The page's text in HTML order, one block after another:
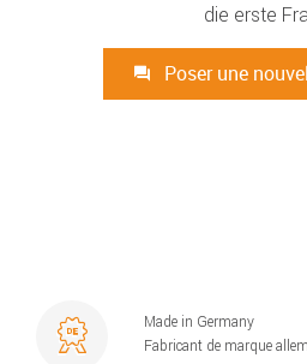
die erste
Poser une
Made in Germany
Fabricant de marque